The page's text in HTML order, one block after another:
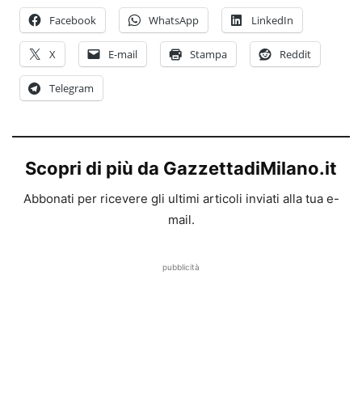
Facebook WhatsApp LinkedIn
X E-mail Stampa Reddit
Telegram
Scopri di più da GazzettadiMilano.it
Abbonati per ricevere gli ultimi articoli inviati alla tua e-
mail.
pubblicità